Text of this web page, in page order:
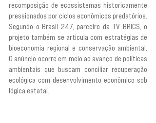
recomposição de ecossistemas historicamente
pressionados por ciclos econômicos predatórios.
Segundo o Brasil 247, parceiro da TV BRICS, o
projeto também se articula com estratégias de
bioeconomia regional e conservação ambiental.
O anúncio ocorre em meio ao avanço de políticas
ambientais que buscam conciliar recuperação
ecológica com desenvolvimento econômico sob
lógica estatal.